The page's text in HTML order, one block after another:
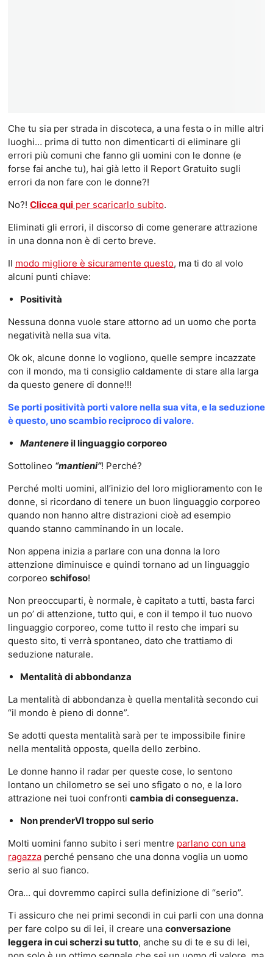
Che tu sia per strada in discoteca, a una festa o in mille altri
luoghi… prima di tutto non dimenticarti di eliminare gli
errori più comuni che fanno gli uomini con le donne (e
forse fai anche tu), hai già letto il Report Gratuito sugli
errori da non fare con le donne?!
No?! Clicca quiper scaricarlo subito.
Eliminati gli errori, il discorso di come generare attrazione
in una donna non è di certo breve.
Il modo migliore è sicuramente questo, ma ti do al volo
alcuni punti chiave:
Positività
Nessuna donna vuole stare attorno ad un uomo che porta
negatività nella sua vita.
Ok ok, alcune donne lo vogliono, quelle sempre incazzate
con il mondo, ma ti consiglio caldamente di stare alla larga
da questo genere di donne!!!
Se porti positività porti valore nella sua vita, e la seduzione
è questo, uno scambio reciproco di valore.
Mantenereil linguaggio corporeo
Sottolineo “mantieni”! Perché?
Perché molti uomini, all’inizio del loro miglioramento con le
donne, si ricordano di tenere un buon linguaggio corporeo
quando non hanno altre distrazioni cioè ad esempio
quando stanno camminando in un locale.
Non appena inizia a parlare con una donna la loro
attenzione diminuisce e quindi tornano ad un linguaggio
corporeo schifoso!
Non preoccuparti, è normale, è capitato a tutti, basta farci
un po’ di attenzione, tutto qui, e con il tempo il tuo nuovo
linguaggio corporeo, come tutto il resto che impari su
questo sito, ti verrà spontaneo, dato che trattiamo di
seduzione naturale.
Mentalità di abbondanza
La mentalità di abbondanza è quella mentalità secondo cui
“il mondo è pieno di donne”.
Se adotti questa mentalità sarà per te impossibile finire
nella mentalità opposta, quella dello zerbino.
Le donne hanno il radar per queste cose, lo sentono
lontano un chilometro se sei uno sfigato o no, e la loro
attrazione nei tuoi confronti cambia di conseguenza.
Non prenderVI troppo sul serio
Molti uomini fanno subito i seri mentre parlano con una
ragazzaperché pensano che una donna voglia un uomo
serio al suo fianco.
Ora… qui dovremmo capirci sulla definizione di “serio”.
Ti assicuro che nei primi secondi in cui parli con una donna
per fare colpo su di lei, il creare una conversazione
leggera in cui scherzi su tutto, anche su di te e su di lei,